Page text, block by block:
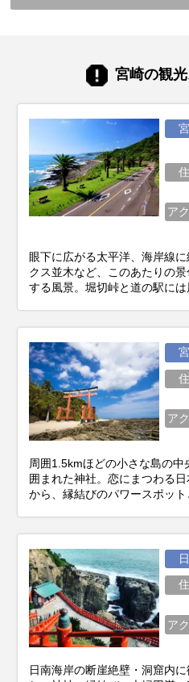
宮崎の観
ア
眼下に広がる太平洋、海岸線
クス並木など、このあたりの
する風景。堀切峠と道の駅には
ア
周囲1.5kmほどの小さな島の
囲まれた神社。恋にまつわる
から、縁結びのパワースポット
ア
日南海岸の断崖絶壁・洞窟内